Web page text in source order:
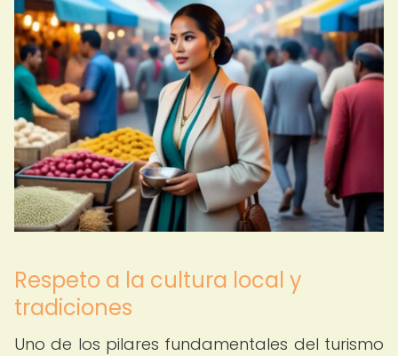
Respeto a la cultura local y
tradiciones
Uno de los pilares fundamentales del turismo